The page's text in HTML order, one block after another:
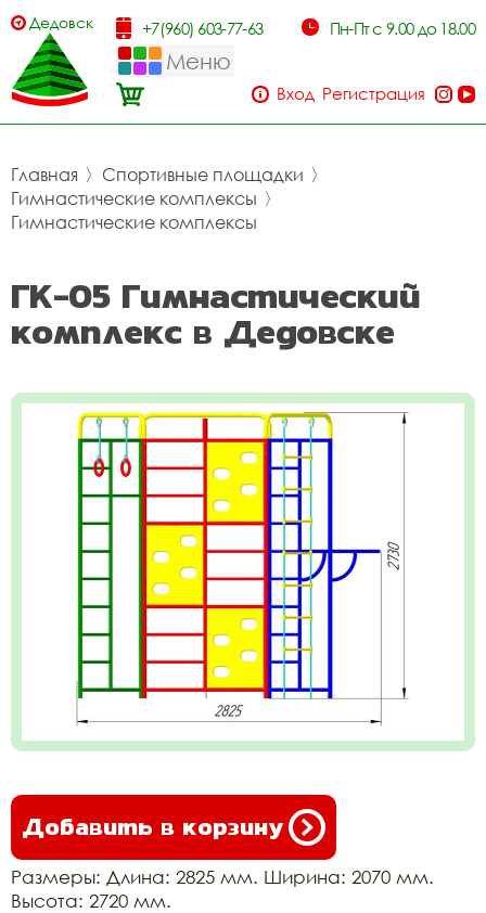
Дедовск +7(960) 603-77-63 Пн-Пт с 9.00 до 18.00
Меню
Вход Регистрация
Главная 〉 Спортивные площадки 〉
Гимнастические комплексы 〉
Гимнастические комплексы
ГК-05 Гимнастический
комплекс в Дедовске
Добавить в корзину
Размеры: Длина: 2825 мм. Ширина: 2070 мм.
Высота: 2720 мм.